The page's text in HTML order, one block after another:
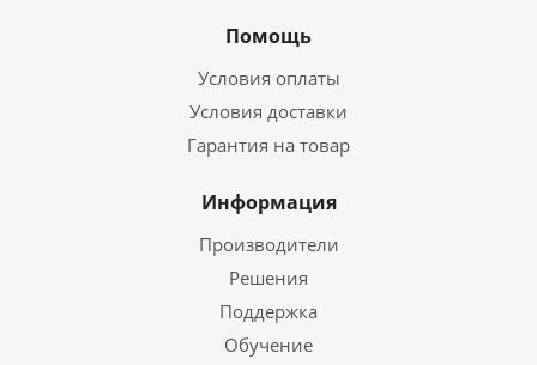
Помощь
Условия оплаты
Условия доставки
Гарантия на товар
Информация
Производители
Решения
Поддержка
Обучение